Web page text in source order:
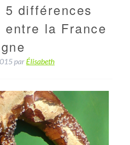
5 différences
la France
par Élisabeth